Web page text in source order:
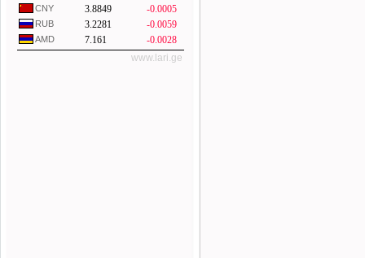
CNY 3.8849 -0.0005
RUB 3.2281 -0.0059
AMD 7.161
-0.0028
www.lari.ge